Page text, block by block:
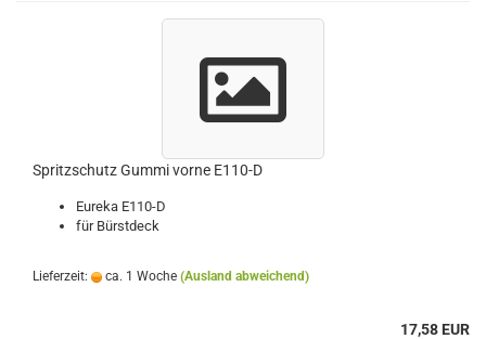
Spritzschutz Gummi vorne E110-D
Eureka E110-D
für Bürstdeck
Lieferzeit: ca. 1 Woche (Ausland abweichend)
17,58 EUR